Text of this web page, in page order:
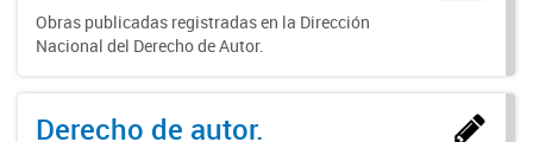
Obras publicadas registradas en la Dirección
Nacional del Derecho de Autor.
Derecho de autor.